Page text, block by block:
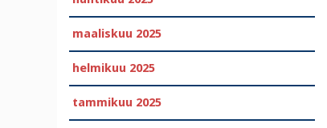
maaliskuu 2025
helmikuu 2025
tammikuu 2025